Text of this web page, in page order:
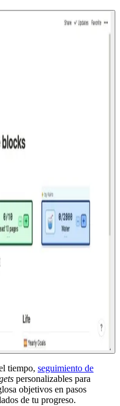
tiempo, seguimiento de
personalizables para
objetivos en pasos
de tu progreso.